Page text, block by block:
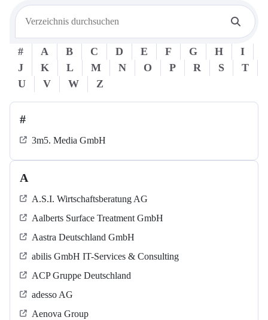
# A B C D E F G H
I
J
K L M N O P R S
T
U
V W Z
#
3m5. Media GmbH
A
A.S.I. Wirtschaftsberatung AG
Aalberts Surface Treatment GmbH
Aastra Deutschland GmbH
abilis GmbH IT-Services & Consulting
ACP Gruppe Deutschland
adesso AG
Aenova Group